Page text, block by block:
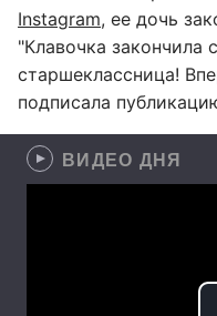
Instagram, ее дочь
"Клавочка закончила
старшеклассница!
подписала
ВИДЕО ДНЯ